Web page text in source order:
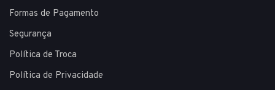
Formas de Pagamento
Segurança
Política de Troca
Política de Privacidade